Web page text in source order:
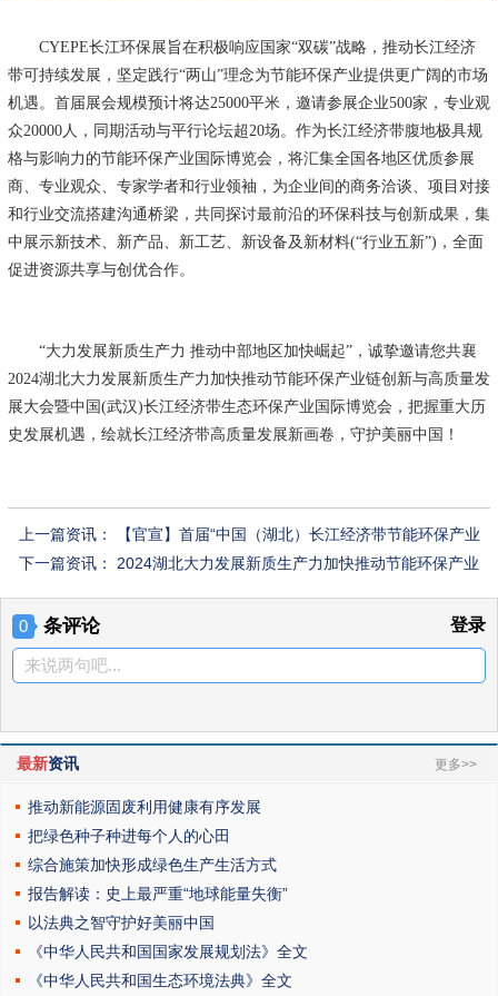
CYEPE长江环保展旨在积极响应国家“双碳”战略，推动长江经济
带可持续发展，坚定践行“两山”理念为节能环保产业提供更广阔的市场
机遇。首届展会规模预计将达25000平米，邀请参展企业500家，专业观
众20000人，同期活动与平行论坛超20场。作为长江经济带腹地极具规
格与影响力的节能环保产业国际博览会，将汇集全国各地区优质参展
商、专业观众、专家学者和行业领袖，为企业间的商务洽谈、项目对接
和行业交流搭建沟通桥梁，共同探讨最前沿的环保科技与创新成果，集
中展示新技术、新产品、新工艺、新设备及新材料(“行业五新”)，全面
促进资源共享与创优合作。
“大力发展新质生产力 推动中部地区加快崛起”，诚挚邀请您共襄
2024湖北大力发展新质生产力加快推动节能环保产业链创新与高质量发
展大会暨中国(武汉)长江经济带生态环保产业国际博览会，把握重大历
史发展机遇，绘就长江经济带高质量发展新画卷，守护美丽中国！
上一篇资讯：
【官宣】首届“中国（湖北）长江经济带节能环保产业
国际博览会”将于2024年10月11-13日在武汉盛大举行
下一篇资讯： 2024湖北大力发展新质生产力加快推动节能环保产业
际博览会
0 条评论 登录
来说两句吧...
最新资讯 更多>>
推动新能源固废利用健康有序发展
把绿色种子种进每个人的心田
综合施策加快形成绿色生产生活方式
报告解读：史上最严重“地球能量失衡”
以法典之智守护好美丽中国
《中华人民共和国国家发展规划法》全文
《中华人民共和国生态环境法典》全文